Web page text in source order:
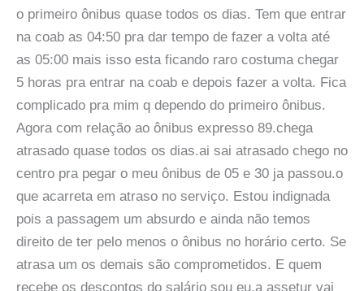
o primeiro ônibus quase todos os dias. Tem que entrar
na coab as 04:50 pra dar tempo de fazer a volta até
as 05:00 mais isso esta ficando raro costuma chegar
5 horas pra entrar na coab e depois fazer a volta. Fica
complicado pra mim q dependo do primeiro ônibus.
Agora com relação ao ônibus expresso 89.chega
atrasado quase todos os dias.ai sai atrasado chego no
centro pra pegar o meu ônibus de 05 e 30 ja passou.o
que acarreta em atraso no serviço. Estou indignada
pois a passagem um absurdo e ainda não temos
direito de ter pelo menos o ônibus no horário certo. Se
atrasa um os demais são comprometidos. E quem
recebe os descontos do salário sou eu.a assetur vai